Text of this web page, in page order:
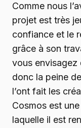
Comme nous
projet est très
confiance et le
grâce à son
vous envisagez
donc la peine
l’ont fait les
Cosmos est
laquelle il est